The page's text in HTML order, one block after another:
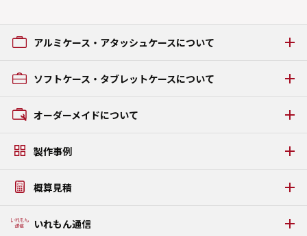
アルミケース・アタッシュケースについて
GRタイプ
AAタイプ
GZタイプ
うまい棒ケース
ソフトケース・タブレットケースについて
オーダーメイドについて
素材・パーツについて
製作事例
ソフトケース・タブレットケース製作事例
プラダンケース製作事例
概算見積
いれもん通信